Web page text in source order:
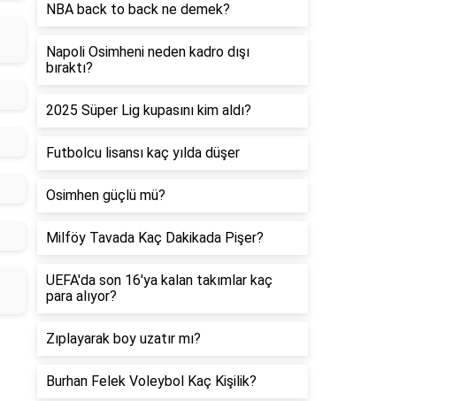
NBA back to back ne demek?
Napoli Osimheni neden kadro dışı
bıraktı?
2025 Süper Lig kupasını kim aldı?
Futbolcu lisansı kaç yılda düşer
Osimhen güçlü mü?
Milföy Tavada Kaç Dakikada Pişer?
UEFA'da son 16'ya kalan takımlar kaç
para alıyor?
Zıplayarak boy uzatır mı?
Burhan Felek Voleybol Kaç Kişilik?